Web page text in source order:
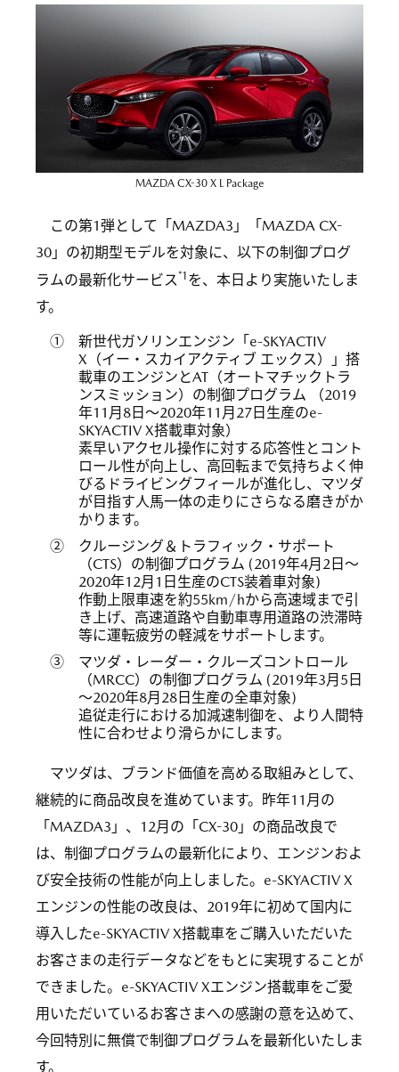
MAZDA CX-30 X L Package
この第1弾として「MAZDA3」「MAZDA CX-
30」の初期型モデルを対象に、以下の制御プログ
ラムの最新化サービス*1 を、本日より実施いたしま
す。
① 新世代ガソリンエンジン「e-SKYACTIV
X（イー・スカイアクティブ エックス）」搭
載車のエンジンとAT（オートマチックトラ
ンスミッション）の制御プログラム （2019
年11月8日～2020年11月27日生産のe-
SKYACTIV X搭載車対象）
素早いアクセル操作に対する応答性とコント
ロール性が向上し、高回転まで気持ちよく伸
びるドライビングフィールが進化し、マツダ
が目指す人馬一体の走りにさらなる磨きがか
かります。
② クルージング＆トラフィック・サポート
（CTS）の制御プログラム (2019年4月2日～
2020年12月1日生産のCTS装着車対象)
作動上限車速を約55km/hから高速域まで引
き上げ、高速道路や自動車専用道路の渋滞時
等に運転疲労の軽減をサポートします。
③ マツダ・レーダー・クルーズコントロール
（MRCC）の制御プログラム (2019年3月5日
～2020年8月28日生産の全車対象)
追従走行における加減速制御を、より人間特
性に合わせより滑らかにします。
マツダは、ブランド価値を高める取組みとして、
継続的に商品改良を進めています。昨年11月の
「MAZDA3」、12月の「CX-30」の商品改良で
は、制御プログラムの最新化により、エンジンおよ
び安全技術の性能が向上しました。e-SKYACTIV X
エンジンの性能の改良は、2019年に初めて国内に
導入したe-SKYACTIV X搭載車をご購入いただいた
お客さまの走行データなどをもとに実現することが
できました。e-SKYACTIV Xエンジン搭載車をご愛
用いただいているお客さまへの感謝の意を込めて、
今回特別に無償で制御プログラムを最新化いたしま
す。